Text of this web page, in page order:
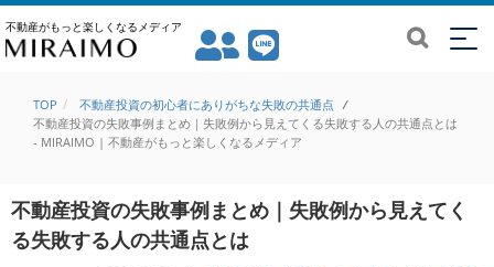
不動産がもっと楽しくなるメディア
TOP 不動産投資の初心者にありがちな失敗の共通点 /
不動産投資の失敗事例まとめ｜失敗例から見えてくる失敗する人の共通点とは
- MIRAIMO | 不動産がもっと楽しくなるメディア
不動産投資の失敗事例まとめ｜失敗例から見えてく
る失敗する人の共通点とは